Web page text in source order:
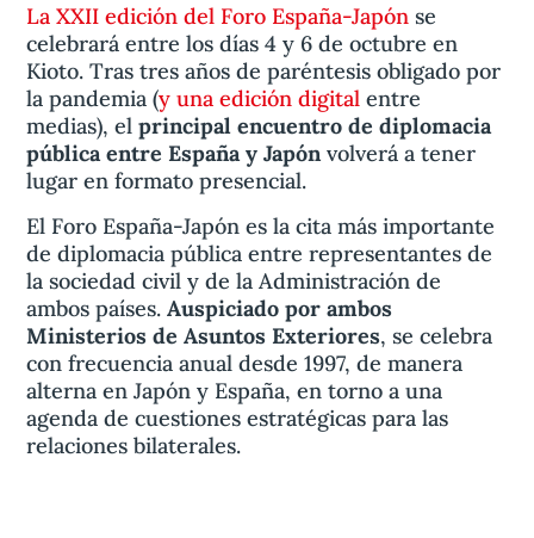
La XXII edición del Foro España-Japón se
celebrará entre los días 4 y 6 de octubre en
Kioto. Tras tres años de paréntesis obligado por
la pandemia (y una edición digital entre
medias), elprincipal encuentro de diplomacia
pública entre España y Japónvolverá a tener
lugar en formato presencial.
El Foro España-Japón es la cita más importante
de diplomacia pública entre representantes de
la sociedad civil y de la Administración de
ambos países.Auspiciado por ambos
Ministerios de Asuntos Exteriores, se celebra
con frecuencia anual desde 1997, de manera
alterna en Japón y España, en torno a una
agenda de cuestiones estratégicas para las
relaciones bilaterales.